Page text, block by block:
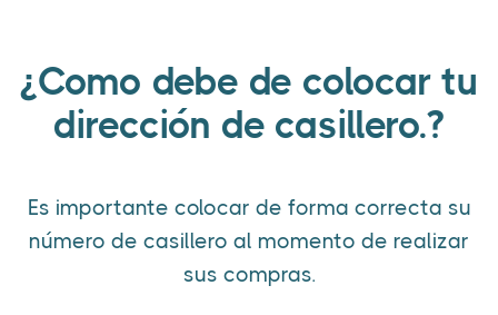
¿Como debe de colocar tu
dirección de casillero.?
Es importante colocar de forma correcta su
número de casillero al momento de realizar
sus compras.